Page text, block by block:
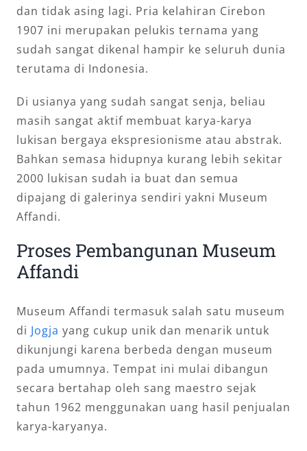
dan tidak asing lagi. Pria kelahiran Cirebon
1907 ini merupakan pelukis ternama yang
sudah sangat dikenal hampir ke seluruh dunia
terutama di Indonesia.
Di usianya yang sudah sangat senja, beliau
masih sangat aktif membuat karya-karya
lukisan bergaya ekspresionisme atau abstrak.
Bahkan semasa hidupnya kurang lebih sekitar
2000 lukisan sudah ia buat dan semua
dipajang di galerinya sendiri yakni Museum
Affandi.
Proses Pembangunan Museum
Affandi
Museum Affandi termasuk salah satu museum
di Jogja yang cukup unik dan menarik untuk
dikunjungi karena berbeda dengan museum
pada umumnya. Tempat ini mulai dibangun
secara bertahap oleh sang maestro sejak
tahun 1962 menggunakan uang hasil penjualan
karya-karyanya.